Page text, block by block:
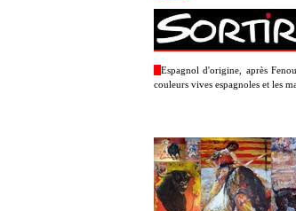
Espagnol d'origine, après
couleurs vives espagnoles et les